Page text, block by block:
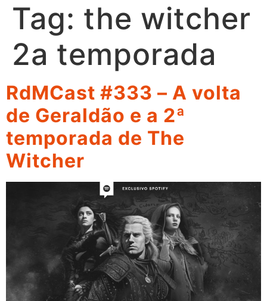
Tag: the witcher
2a temporada
RdMCast #333 – A volta
de Geraldão e a 2ª
temporada de The
Witcher